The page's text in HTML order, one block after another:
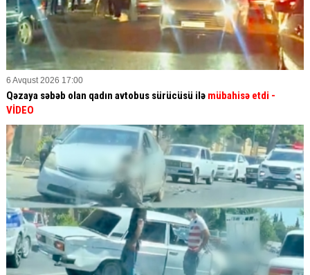
6 Avqust 2026 17:00
Qəzaya səbəb olan qadın avtobus sürücüsü ilə mübahisə etdi -
VİDEO